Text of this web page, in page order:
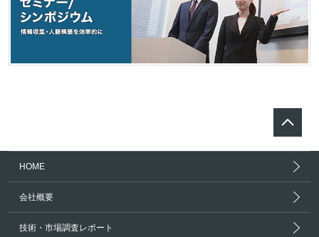
HOME
会社概要
技術・市場調査レポート